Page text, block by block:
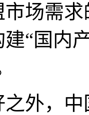
场需
“国内
，中